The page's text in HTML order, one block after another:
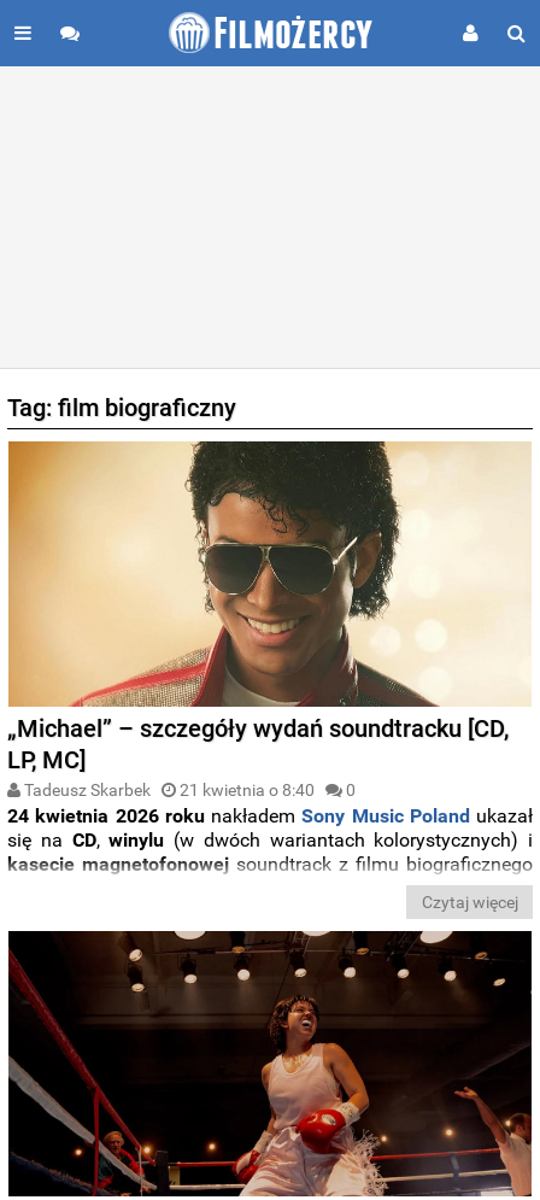
Tag: film biograficzny
„Michael” – szczegóły wydań soundtracku [CD,
LP, MC]
Tadeusz Skarbek 21 kwietnia o 8:40 0
24 kwietnia 2026 rokunakłademSony Music Polandukazał
się na CD,winylu (w dwóch wariantach kolorystycznych) i
kasecie magnetofonowej soundtrack z filmu biograficznego
” (premiera w polskich kinach także tego samego
dnia). Poniżej informacje o wydaniach składanki z
piosenkami na nośnikach fizycznych.
Czytaj więcej